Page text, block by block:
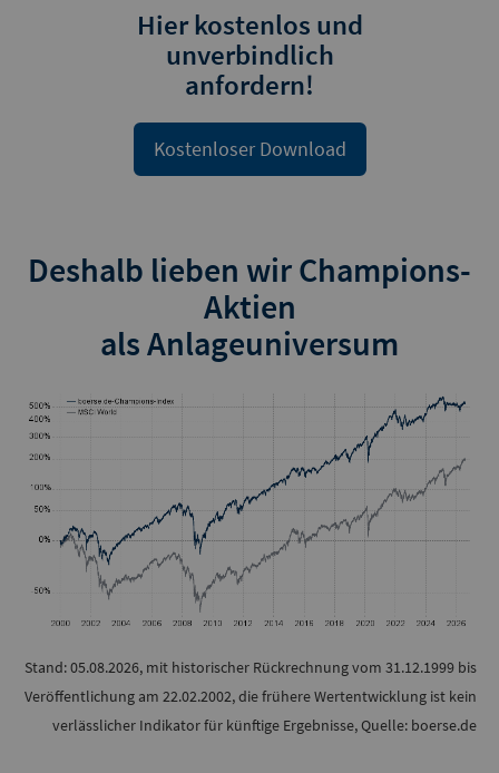
Hier kostenlos und
unverbindlich
anfordern!
Kostenloser Download
Deshalb lieben wir Champions-
Aktien
als Anlageuniversum
Stand: 05.08.2026, mit historischer Rückrechnung vom 31.12.1999 bis
Veröffentlichung am 22.02.2002, die frühere Wertentwicklung ist kein
verlässlicher Indikator für künftige Ergebnisse, Quelle: boerse.de